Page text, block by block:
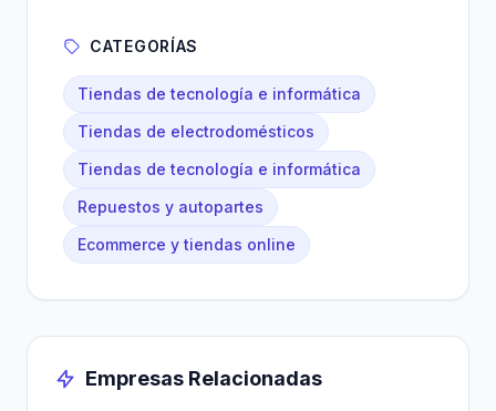
CATEGORÍAS
Tiendas de tecnología e informática
Tiendas de electrodomésticos
Tiendas de tecnología e informática
Repuestos y autopartes
Ecommerce y tiendas online
Empresas Relacionadas